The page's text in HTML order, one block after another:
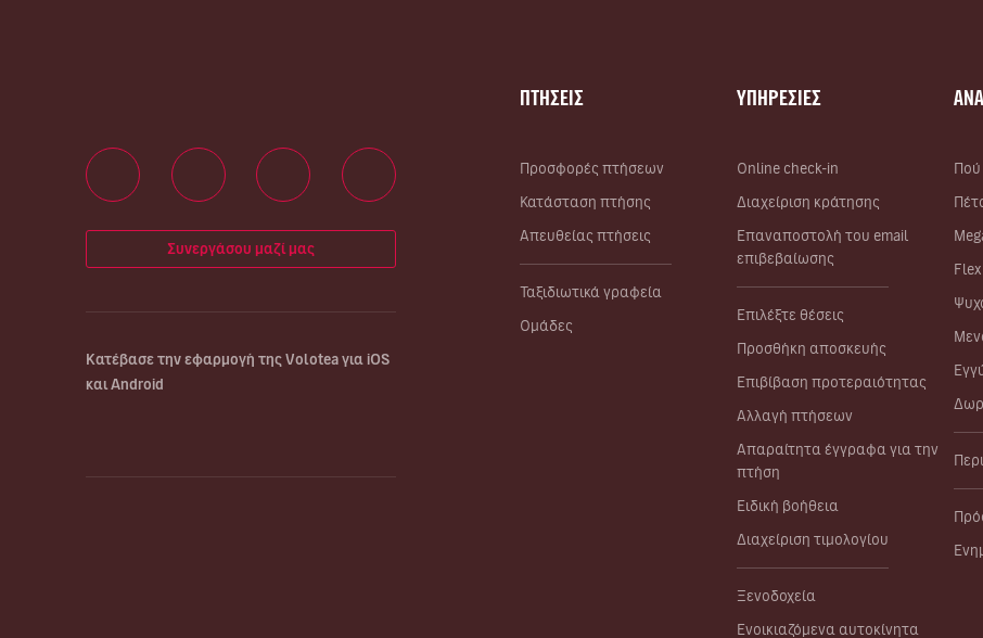
ΠΤΗΣΕΙΣ
Προσφορές πτήσεων
Κατάσταση πτήσης
Απευθείας πτήσεις
Ταξιδιωτικά γραφεία
Ομάδες
ΥΠΗΡΕΣΙΕΣ
Online check-in
Διαχείριση κράτησης
Επαναποστολή του email
επιβεβαίωσης
Επιλέξτε θέσεις
Προσθήκη αποσκευής
Επιβίβαση προτεραιότητας
Αλλαγή πτήσεων
Απαραίτητα έγγραφα για την
πτήση
Ειδική βοήθεια
Διαχείριση τιμολογίου
Ξενοδοχεία
Ενοικιαζόμενα αυτοκίνητα
Flex
Συνεργάσου μαζί μας
Κατέβασε την εφαρμογή της Volotea για iOS
και Android